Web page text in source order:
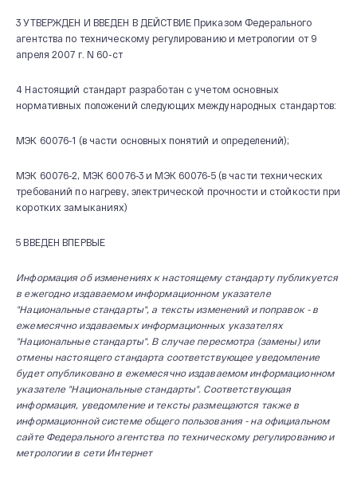
3 УТВЕРЖДЕН И ВВЕДЕН В ДЕЙСТВИЕ Приказом Федерального
агентства по техническому регулированию и метрологии от 9
апреля 2007 г. N 60-ст
4 Настоящий стандарт разработан с учетом основных
нормативных положений следующих международных стандартов:
МЭК 60076-1 (в части основных понятий и определений);
МЭК 60076-2, МЭК 60076-3 и МЭК 60076-5 (в части технических
требований по нагреву, электрической прочности и стойкости при
коротких замыканиях)
5 ВВЕДЕН ВПЕРВЫЕ
Информация об изменениях к настоящему стандарту публикуется
в ежегодно издаваемом информационном указателе
"Национальные стандарты", а тексты изменений и поправок - в
ежемесячно издаваемых информационных указателях
"Национальные стандарты". В случае пересмотра (замены) или
отмены настоящего стандарта соответствующее уведомление
будет опубликовано в ежемесячно издаваемом информационном
указателе "Национальные стандарты". Соответствующая
информация, уведомление и тексты размещаются также в
информационной системе общего пользования - на официальном
сайте Федерального агентства по техническому регулированию и
метрологии в сети Интернет